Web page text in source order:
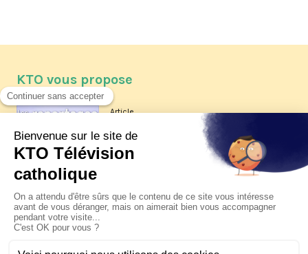
KTO vous propose
Article
Les reportages d'été 2026 de KTO
La visite pastorale du pape Léon
XIV à Assise à suivre sur KTO le
jeudi 6 août